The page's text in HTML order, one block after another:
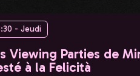
- Jeudi
Viewing Parties de
à la Felicità